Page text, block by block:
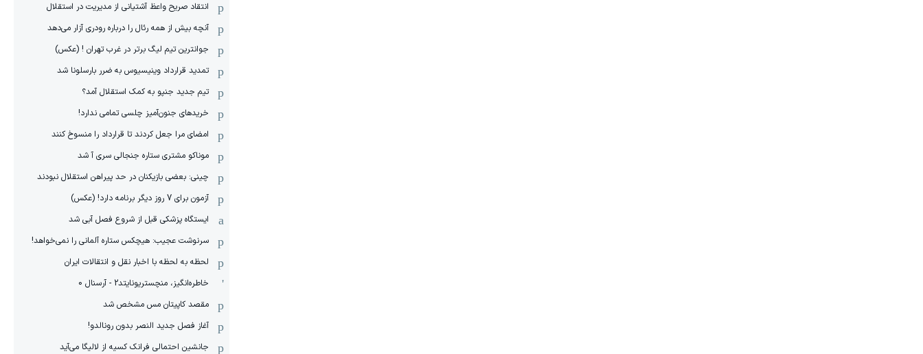
انتقاد صریح واعظ آشتیانی از مدیریت در استقلال
آنچه بیش از همه رئال را درباره رودری آزار می‌دهد
جوانترین تیم لیگ برتر در غرب تهران ! (عکس)
تمدید قرارداد وینیسیوس به ضرر بارسلونا شد
تیم جدید جنپو به کمک استقلال آمد؟
خریدهای جنون‌آمیز چلسی تمامی ندارد!
امضای مرا جعل کردند تا قرارداد را منسوخ کنند
موناکو مشتری ستاره جنجالی سری آ شد
چینی: بعضی بازیکنان در حد پیراهن استقلال نبودند
آزمون برای 7 روز دیگر برنامه دارد! (عکس)
ایستگاه پزشکی قبل از شروع فصل آبی شد
سرنوشت عجیب: هیچکس ستاره آلمانی را نمی‌خواهد!
لحظه به لحظه با اخبار نقل و انتقالات ایران
خاطره‌انگیز، منچستریونایتد2 - آرسنال 0
مقصد کاپیتان مس مشخص شد
آغاز فصل جدید النصر بدون رونالدو!
جانشین احتمالی فرانک کسیه از لالیگا می‌آید